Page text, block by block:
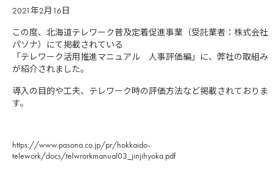
2021年2月16日
この度、北海道テレワーク普及定着促進事業（受託業者：株式会社
パソナ）にて掲載されている
「テレワーク活用推進マニュアル 人事評価編」に、弊社の取組み
が紹介されました。
導入の目的や工夫、テレワーク時の評価方法など掲載されておりま
す。
https://www.pasona.co.jp/pr/hokkaido-
telework/docs/telwrorkmanual03_jinjihyoka.pdf